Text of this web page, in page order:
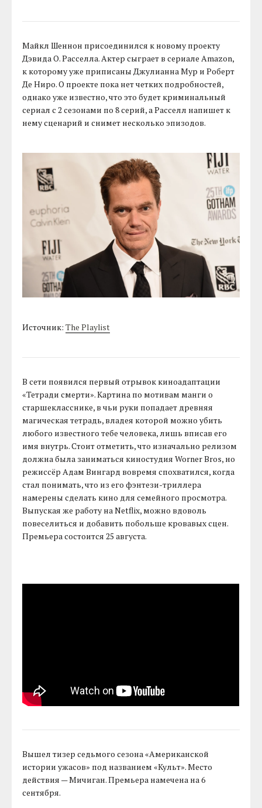
Майкл Шеннон присоединился к новому проекту
Дэвида О. Расселла. Актер сыграет в сериале Amazon,
к которому уже приписаны Джулианна Мур и Роберт
Де Ниро. О проекте пока нет четких подробностей,
однако уже известно, что это будет криминальный
сериал с 2 сезонами по 8 серий, а Расселл напишет к
нему сценарий и снимет несколько эпизодов.
Источник:The Playlist
В сети появился первый отрывок киноадаптации
«Тетради смерти». Картина по мотивам манги о
старшекласснике, в чьи руки попадает древняя
магическая тетрадь, владея которой можно убить
любого известного тебе человека, лишь вписав его
имя внутрь. Стоит отметить, что изначально релизом
должна была заниматься киностудия Worner Bros, но
режиссёр Адам Вингард вовремя спохватился, когда
стал понимать, что из его фэнтези-триллера
намерены сделать кино для семейного просмотра.
Выпуская же работу на Netflix, можно вдоволь
повеселиться и добавить побольше кровавых сцен.
Премьера состоится 25 августа.
Вышел тизер седьмого сезона «Американской
истории ужасов» под названием «Культ». Место
действия — Мичиган. Премьера намечена на 6
сентября.